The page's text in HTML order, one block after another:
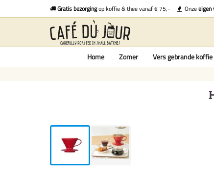
Gratis bezorgingop koffie & thee vanaf € 75,- Onzeeigen
Home Zomer Vers gebrande koffie